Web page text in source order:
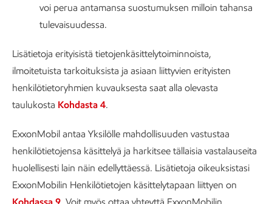
voi perua antamansa suostumuksen milloin tahansa
tulevaisuudessa.
Lisätietoja erityisistä tietojenkäsittelytoiminnoista,
ilmoitetuista tarkoituksista ja asiaan liittyvien erityisten
henkilötietoryhmien kuvauksesta saat alla olevasta
taulukosta Kohdasta 4.
ExxonMobil antaa Yksilölle mahdollisuuden vastustaa
henkilötietojensa käsittelyä ja harkitsee tällaisia vastalauseita
huolellisesti lain näin edellyttäessä. Lisätietoja oikeuksistasi
ExxonMobilin Henkilötietojen käsittelytapaan liittyen on